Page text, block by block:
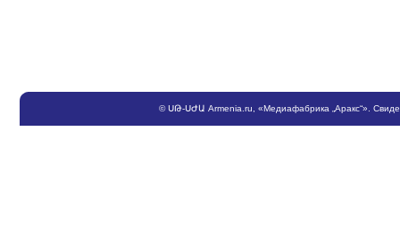
©ՍԹ-ՍԺԱ Armenia.ru , «Медиафабрика „Аракс“».